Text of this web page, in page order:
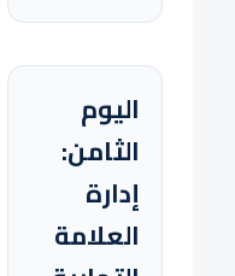
اليوم
الثامن:
إدارة
العلامة